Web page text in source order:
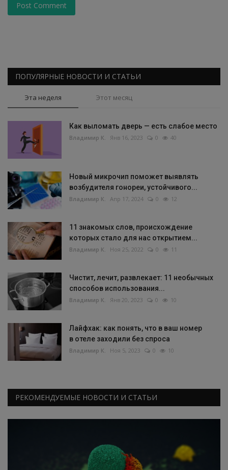
Post Comment
ПОПУЛЯРНЫЕ НОВОСТИ И СТАТЬИ
Эта неделя Этот месяц
Как выломать дверь — есть слабое место
Владимир К. Янв 16, 2023 0 40
Новый микрочип поможет выявлять
возбудителя гонореи, устойчивого...
Владимир К. Апр 17, 2024 0 12
11 знакомых слов, происхождение
которых стало для нас открытием...
Владимир К. Ноя 25, 2022 0 11
Чистит, лечит, развлекает: 11 необычных
способов использования...
Владимир К. Янв 20, 2023 0 10
Лайфхак: как понять, что в ваш номер
в отеле заходили без спроса
Владимир К. Ноя 5, 2023 0 10
РЕКОМЕНДУЕМЫЕ НОВОСТИ И СТАТЬИ